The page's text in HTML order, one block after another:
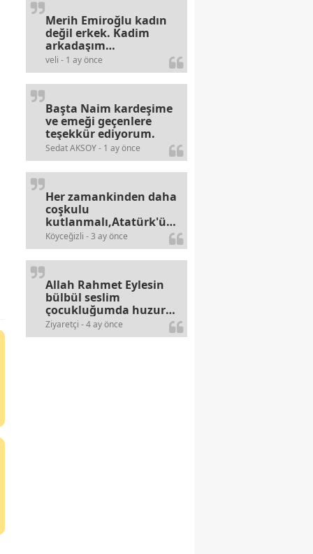
veli - 1 ay önce
Merih Emiroğlu kadın
değil erkek. Kadim
arkadaşım
haberinizdeki hataya
gayb den
gülümsüyordur.
Sedat AKSOY - 1 ay önce
Başta Naim kardeşime
ve emeği geçenlere
teşekkür ediyorum.
Köyceğizli - 3 ay önce
Her zamankinden daha
coşkulu
kutlanmalı,Atatürk'ün
bayramlarına olan
alerjileri bitmez,bahane
arayan illaki bulur.
Ziyaretçi - 4 ay önce
Allah Rahmet Eylesin
bülbül seslim
çocukluğumda huzur
olurdu evimize.
Ablamla bağıra bağıra